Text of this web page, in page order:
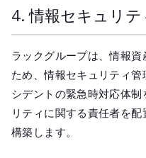
4. 情報セキュリ
ラックグループは、情報
ため、情報セキュリティ
シデントの緊急時対応体
リティに関する責任者を
構築します。